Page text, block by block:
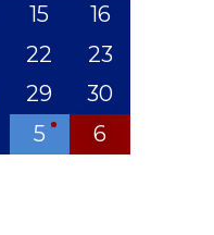
15
16
22
23
29
30
5 6